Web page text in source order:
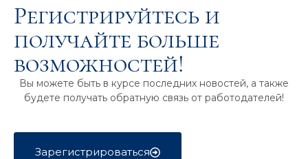
Регистрируйтесь и
получайте больше
возможностей!
Вы можете быть в курсе последних новостей, а также
будете получать обратную связь от работодателей!
Зарегистрироваться